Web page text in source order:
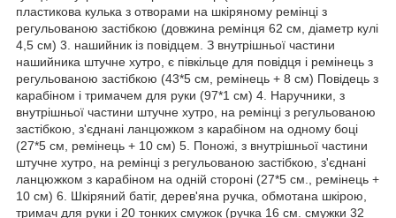
пластикова кулька з отворами на шкіряному ремінці з
регульованою застібкою (довжина ремінця 62 см, діаметр кулі
4,5 см) 3. нашийник із повідцем. З внутрішньої частини
нашийника штучне хутро, є півкільце для повідця і ремінець з
регульованою застібкою (43*5 см, ремінець + 8 см) Повідець з
карабіном і тримачем для руки (97*1 см) 4. Наручники, з
внутрішньої частини штучне хутро, на ремінці з регульованою
застібкою, з'єднані ланцюжком з карабіном на одному боці
(27*5 см, ремінець + 10 см) 5. Поножі, з внутрішньої частини
штучне хутро, на ремінці з регульованою застібкою, з'єднані
ланцюжком з карабіном на одній стороні (27*5 см., ремінець +
10 см) 6. Шкіряний батіг, дерев'яна ручка, обмотана шкірою,
тримач для руки і 20 тонких смужок (ручка 16 см. смужки 32